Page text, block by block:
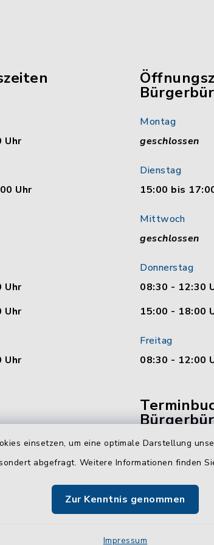
einsetzen, um eine optimale Darstellung
abgefragt. Weitere Informationen finden
Zur Kenntnis genommen
Impressum
Uhr
Uhr
Uhr
Uhr
Uhr
Montag
geschlossen
Dienstag
15:00 bis
Mittwoch
geschlossen
Donnerstag
08:30 - 12:30
15:00 - 18:00
Freitag
08:30 - 12:00
Vereinbaren
online Ihren
Jetzt